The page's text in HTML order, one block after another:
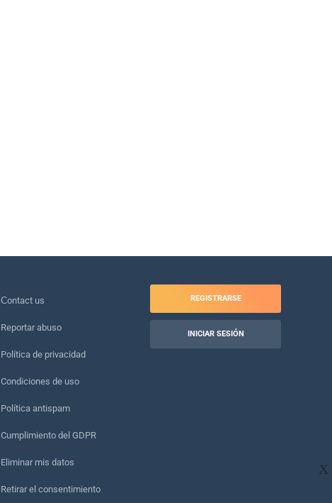
X
Сontact us
Reportar abuso
Política de privacidad
Condiciones de uso
Política antispam
Cumplimiento del GDPR
Eliminar mis datos
Retirar el consentimiento
REGISTRARSE
INICIAR SESIÓN